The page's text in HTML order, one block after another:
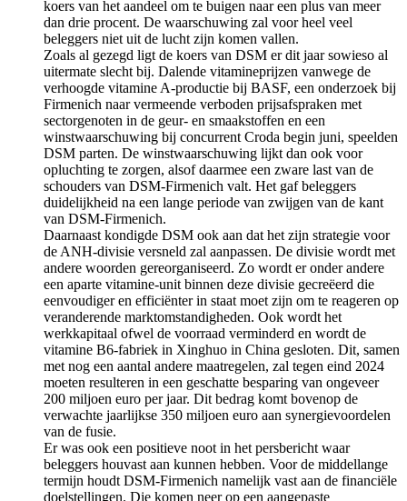
koers van het aandeel om te buigen naar een plus van meer
dan drie procent. De waarschuwing zal voor heel veel
beleggers niet uit de lucht zijn komen vallen.
Zoals al gezegd ligt de koers van DSM er dit jaar sowieso al
uitermate slecht bij. Dalende vitamineprijzen vanwege de
verhoogde vitamine A-productie bij BASF, een onderzoek bij
Firmenich naar vermeende verboden prijsafspraken met
sectorgenoten in de geur- en smaakstoffen en een
winstwaarschuwing bij concurrent Croda begin juni, speelden
DSM parten. De winstwaarschuwing lijkt dan ook voor
opluchting te zorgen, alsof daarmee een zware last van de
schouders van DSM-Firmenich valt. Het gaf beleggers
duidelijkheid na een lange periode van zwijgen van de kant
van DSM-Firmenich.
Daarnaast kondigde DSM ook aan dat het zijn strategie voor
de ANH-divisie versneld zal aanpassen. De divisie wordt met
andere woorden gereorganiseerd. Zo wordt er onder andere
een aparte vitamine-unit binnen deze divisie gecreëerd die
eenvoudiger en efficiënter in staat moet zijn om te reageren op
veranderende marktomstandigheden. Ook wordt het
werkkapitaal ofwel de voorraad verminderd en wordt de
vitamine B6-fabriek in Xinghuo in China gesloten. Dit, samen
met nog een aantal andere maatregelen, zal tegen eind 2024
moeten resulteren in een geschatte besparing van ongeveer
200 miljoen euro per jaar. Dit bedrag komt bovenop de
verwachte jaarlijkse 350 miljoen euro aan synergievoordelen
van de fusie.
Er was ook een positieve noot in het persbericht waar
beleggers houvast aan kunnen hebben. Voor de middellange
termijn houdt DSM-Firmenich namelijk vast aan de financiële
doelstellingen. Die komen neer op een aangepaste